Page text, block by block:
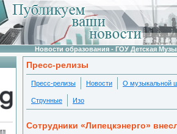
Новости образования - ГОУ Детская
Пресс-релизы
Пресс-релизы Новости О музыкальной
Струнные Изо
Сотрудники «Липецкэнерго»